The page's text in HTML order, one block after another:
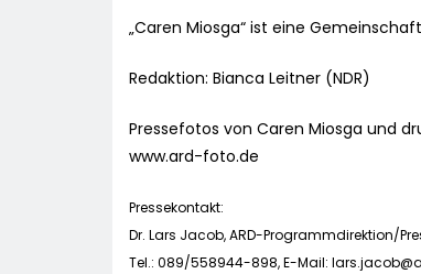
„Caren Miosga“ ist eine
Redaktion: Bianca Leitner (NDR)
Pressefotos von Caren Miosga und
www.ard-foto.de
Pressekontakt:
Dr. Lars Jacob, ARD-Programmdirektion/
Tel.: 089/558944-898, E-Mail: